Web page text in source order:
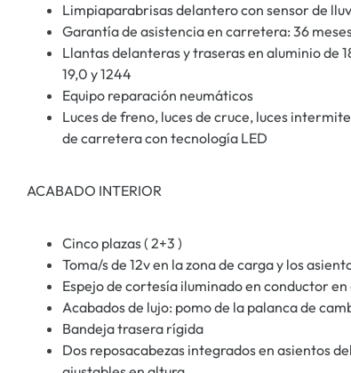
Limpiaparabrisas delantero con sensor de
Garantía de asistencia en carretera: 36
Llantas delanteras y traseras en aluminio de
19,0 y 1244
Equipo reparación neumáticos
Luces de freno, luces de cruce, luces
de carretera con tecnología LED
ACABADO INTERIOR
Cinco plazas ( 2+3 )
Toma/s de 12v en la zona de carga y los
Espejo de cortesía iluminado en conductor
Acabados de lujo: pomo de la palanca de
Bandeja trasera rígida
Dos reposacabezas integrados en asientos